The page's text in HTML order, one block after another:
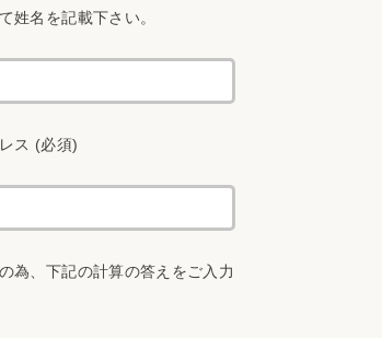
姓名を記載下さい。
ス (必須)
為、下記の計算の答えをご入力